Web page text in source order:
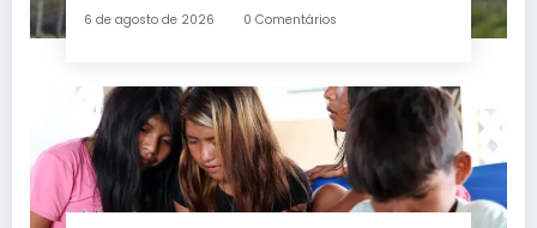
6 de agosto de 2026 0 Comentários